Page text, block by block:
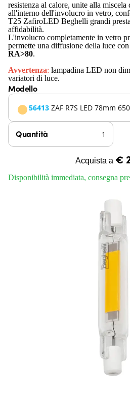
resistenza al calore, unite alla
all'interno dell'involucro in vetro,
T25 ZafiroLED Beghelli grandi
affidabilità.
L'involucro completamente in vetro
permette una diffusione della luce con
RA>80.
Avvertenza: lampadina LED non
variatori di luce.
Modello
56413 ZAF R7S LED 78mm
Quantità
Acquista a €
Disponibilità immediata, consegna